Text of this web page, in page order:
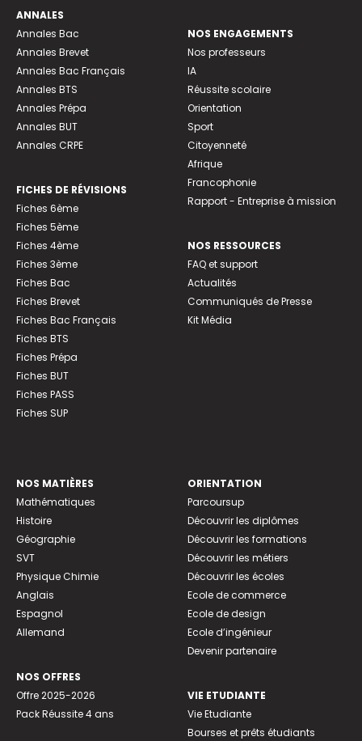
ANNALES
Annales Bac
Annales Brevet
Annales Bac Français
Annales BTS
Annales Prépa
Annales BUT
Annales CRPE
FICHES DE RÉVISIONS
Fiches 6ème
Fiches 5ème
Fiches 4ème
Fiches 3ème
Fiches Bac
Fiches Brevet
Fiches Bac Français
Fiches BTS
Fiches Prépa
Fiches BUT
Fiches PASS
Fiches SUP
NOS ENGAGEMENTS
Nos professeurs
IA
Réussite scolaire
Orientation
Sport
Citoyenneté
Afrique
Francophonie
Rapport - Entreprise à mission
NOS RESSOURCES
FAQ et support
Actualités
Communiqués de Presse
Kit Média
NOS MATIÈRES
Mathématiques
Histoire
Géographie
SVT
Physique Chimie
Anglais
Espagnol
Allemand
NOS OFFRES
Offre 2025-2026
Pack Réussite 4 ans
ORIENTATION
Parcoursup
Découvrir les diplômes
Découvrir les formations
Découvrir les métiers
Découvrir les écoles
Ecole de commerce
Ecole de design
Ecole d’ingénieur
Devenir partenaire
VIE ETUDIANTE
Vie Etudiante
Bourses et prêts étudiants